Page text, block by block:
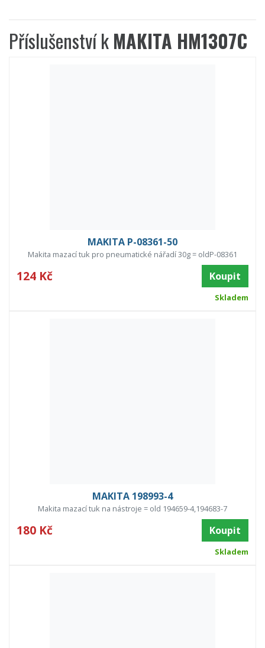
Příslušenství kMAKITA HM1307C
MAKITA P-08361-50
Makita mazací tuk pro pneumatické nářadí 30g = oldP-08361
124 Kč Koupit
Skladem
MAKITA 198993-4
Makita mazací tuk na nástroje = old 194659-4,194683-7
180 Kč Koupit
Skladem